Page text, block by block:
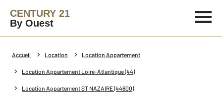
CENTURY 21
By Ouest
Accueil Location Location Appartement
Location Appartement Loire-Atlantique (44)
Location Appartement ST NAZAIRE (44600)